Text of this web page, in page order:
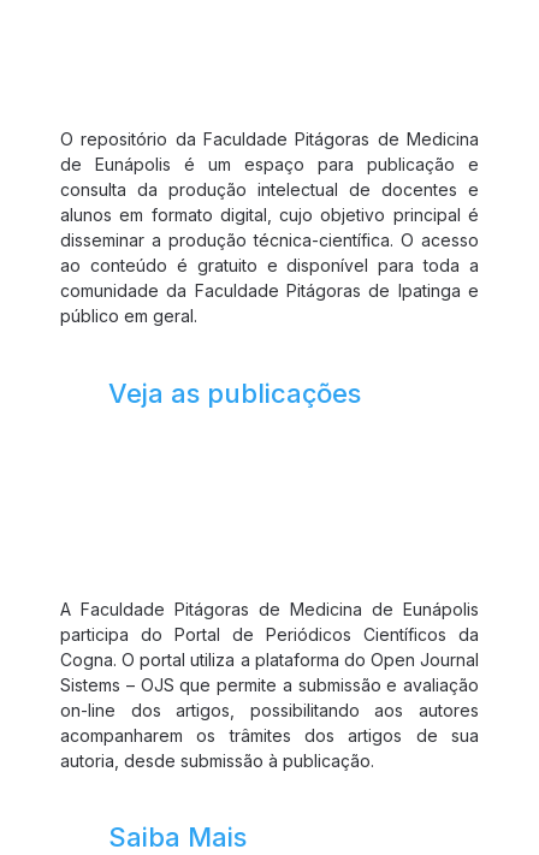
O repositório da Faculdade Pitágoras de Medicina
de Eunápolis é um espaço para publicação e
consulta da produção intelectual de docentes e
alunos em formato digital, cujo objetivo principal é
disseminar a produção técnica-científica. O acesso
ao conteúdo é gratuito e disponível para toda a
comunidade da Faculdade Pitágoras de Ipatinga e
público em geral.
Veja as publicações
A Faculdade Pitágoras de Medicina de Eunápolis
participa do Portal de Periódicos Científicos da
Cogna. O portal utiliza a plataforma do Open Journal
Sistems – OJS que permite a submissão e avaliação
on-line dos artigos, possibilitando aos autores
acompanharem os trâmites dos artigos de sua
autoria, desde submissão à publicação.
Saiba Mais